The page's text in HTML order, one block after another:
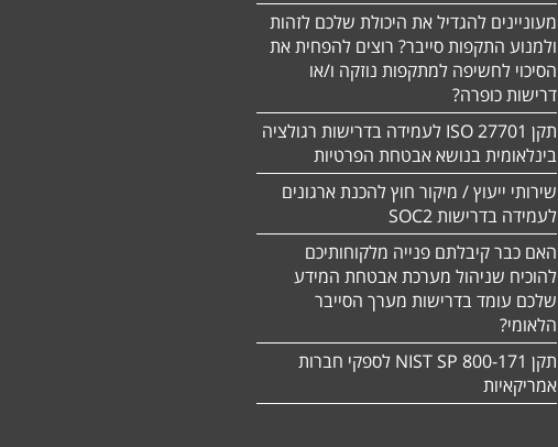
מעוניינים להגדיל את היכולת שלכם לזהות
ולמנוע התקפות סייבר? רוצים להפחית את
הסיכוי לחשיפה למתקפות נוזקה ו/או
דרישות כופרה?
תקן 27701 ISO לעמידה בדרישות רגולציה
בינלאומית בנושא אבטחת הפרטיות
שירותי ייעוץ / מיקור חוץ להכנת ארגונים
לעמידה בדרישות SOC2
האם כבר קיבלתם פנייה מלקוחותיכם
להוכיח שניהול מערכת אבטחת המידע
שלכם עומד בדרישות מערך הסייבר
הלאומי?
תקן NIST SP 800-171 לספקי חברות
אמריקאיות